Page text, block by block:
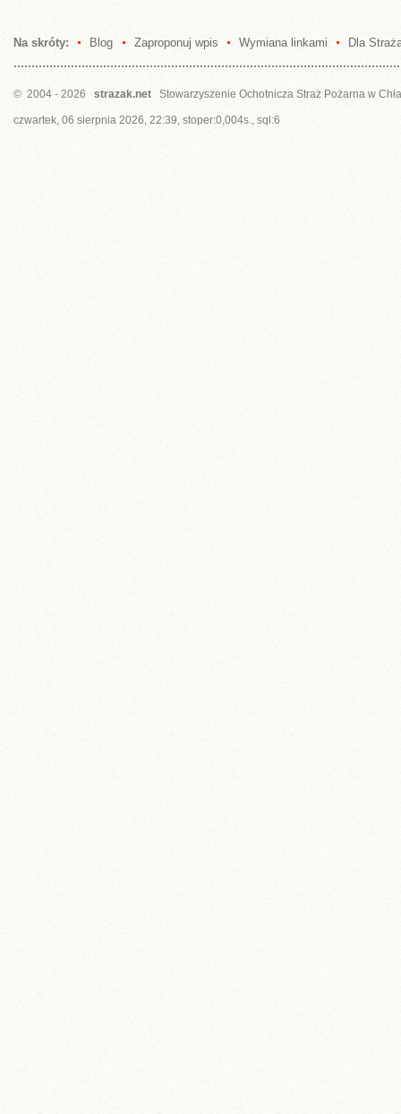
Na skróty: Blog Zaproponuj wpis Wymiana linkami Dla
© 2004 - 2026 strazak.net Stowarzyszenie Ochotnicza Straż Pożarna w
czwartek, 06 sierpnia 2026, 22:39, stoper:0,004s., sql:6